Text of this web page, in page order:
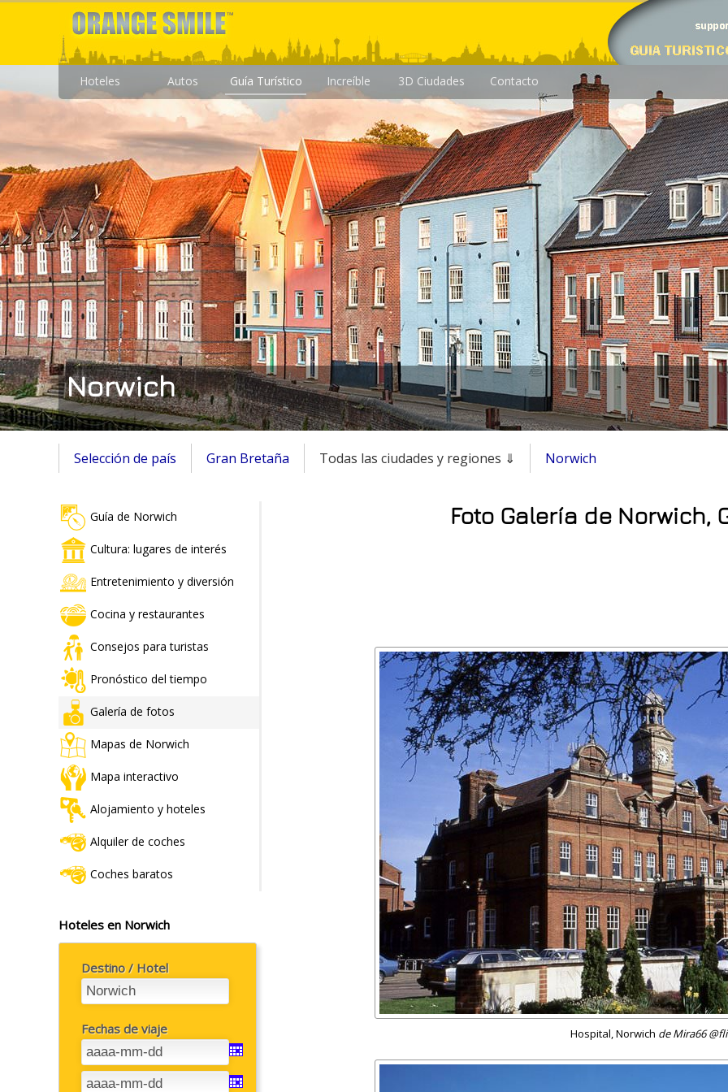
Hoteles Autos Guía Turístico Increíble 3D Ciudades Contacto
Norwich
Selección de país Gran Bretaña Todas las ciudades y regiones ⇓ Norwich
Guía de Norwich
Cultura: lugares de interés
Entretenimiento y diversión
Cocina y restaurantes
Consejos para turistas
Pronóstico del tiempo
Galería de fotos
Mapas de Norwich
Mapa interactivo
Alojamiento y hoteles
Alquiler de coches
Coches baratos
Hoteles en Norwich
Destino / Hotel
Fechas de viaje
Foto Galería de Norwich,
Hospital, Norwich de Mira66